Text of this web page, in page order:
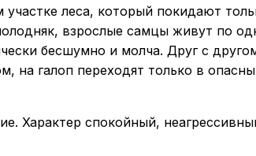
леса, который покидают
взрослые самцы живут по
бесшумно и молча. Друг с
галоп переходят только в
Характер спокойный,